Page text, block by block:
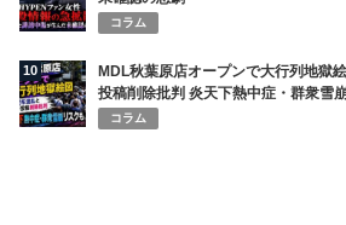
コラム
10
MDL秋葉原店オープンで大行列地獄
投稿削除批判 炎天下熱中症・群衆雪
コラム